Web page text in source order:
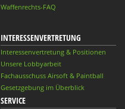
Waffenrechts-FAQ
INTERESSENVERTRETUNG
Interessenvertretung & Positionen
Unsere Lobbyarbeit
Fachausschuss Airsoft & Paintball
Gesetzgebung im Überblick
SERVICE